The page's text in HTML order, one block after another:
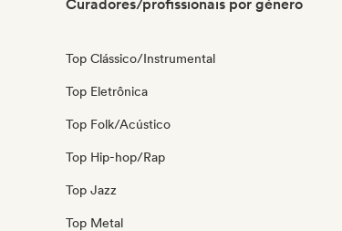
Curadores/profissionais por género
Top Clássico/Instrumental
Top Eletrônica
Top Folk/Acústico
Top Hip-hop/Rap
Top Jazz
Top Metal